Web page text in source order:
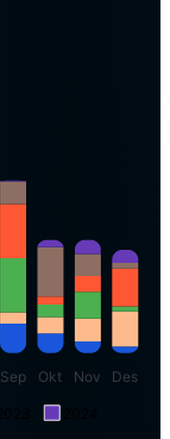
Sep Okt Nov Des